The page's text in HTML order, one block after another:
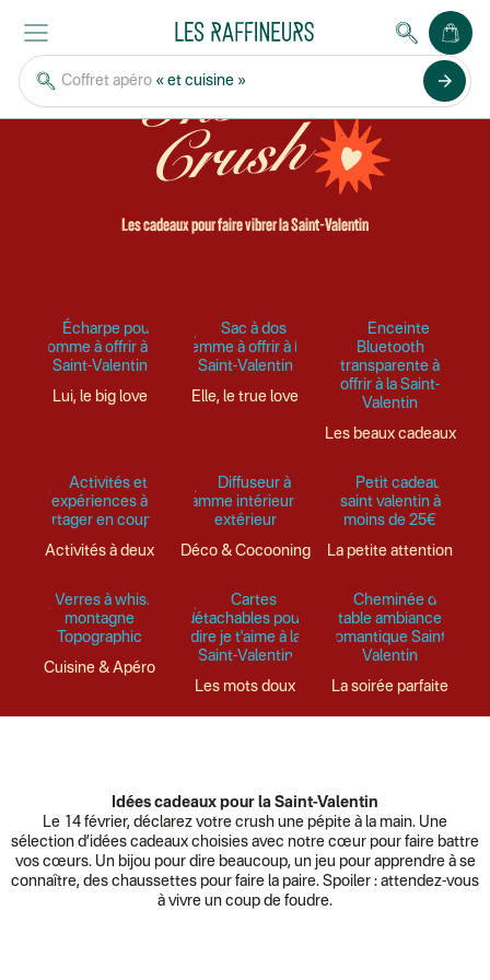
Coffret apéro « et cuisine » arrow_forward
Instant
Crush
Les cadeaux pour faire vibrer la Saint-Valentin
Lui, le big love Elle, le true love
Les beaux cadeaux
Activités à deux Déco & Cocooning La petite attention
Cuisine & Apéro
Les mots doux
La soirée parfaite
Idées cadeaux pour la Saint-Valentin
Le 14 février, déclarez votre crush une pépite à la main. Une
sélection d’idées cadeaux choisies avec notre cœur pour faire battre
vos cœurs. Un bijou pour dire beaucoup, un jeu pour apprendre à se
connaître, des chaussettes pour faire la paire. Spoiler : attendez-vous
à vivre un coup de foudre.